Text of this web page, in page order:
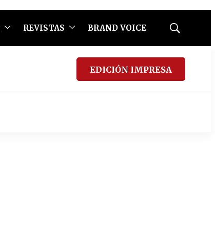
REVISTAS BRAND VOICE
Mostrar
EDICIÓN IMPRESA